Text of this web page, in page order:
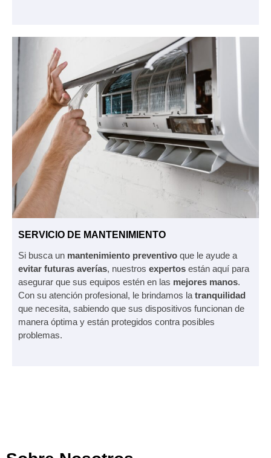
SERVICIO DE MANTENIMIENTO
Si busca un mantenimiento preventivo que le ayude a
evitar futuras averías, nuestros expertos están aquí para
asegurar que sus equipos estén en las mejores manos.
Con su atención profesional, le brindamos la tranquilidad
que necesita, sabiendo que sus dispositivos funcionan de
manera óptima y están protegidos contra posibles
problemas.